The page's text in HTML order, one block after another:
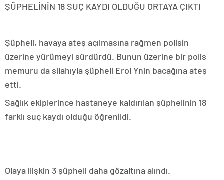
ŞÜPHELİNİN 18 SUÇ KAYDI OLDUĞU ORTAYA ÇIKTI
Şüpheli, havaya ateş açılmasına rağmen polisin
üzerine yürümeyi sürdürdü. Bunun üzerine bir polis
memuru da silahıyla şüpheli Erol Ynin bacağına ateş
etti.
Sağlık ekiplerince hastaneye kaldırılan şüphelinin 18
farklı suç kaydı olduğu öğrenildi.
Olaya ilişkin 3 şüpheli daha gözaltına alındı.